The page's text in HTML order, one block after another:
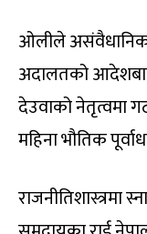
ओलीले असंवैधानिक
अदालतको
देउवाको नेतृत्वमा
महिना भौतिक
राजनीतिशास्त्रमा